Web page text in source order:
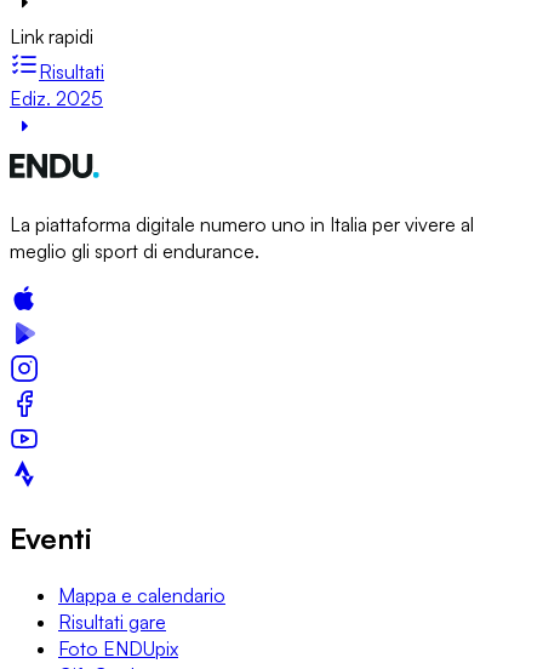
Link rapidi
Risultati
Ediz. 2025
La piattaforma digitale numero uno in Italia per vivere al
meglio gli sport di endurance.
Eventi
Mappa e calendario
Risultati gare
Foto ENDUpix